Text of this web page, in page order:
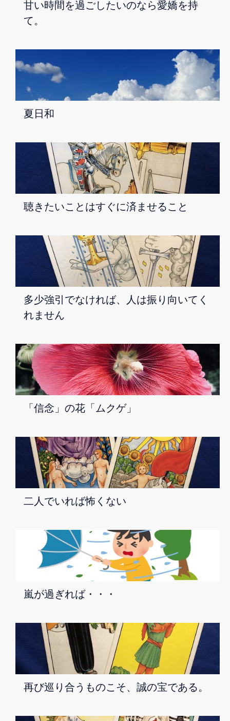
甘い時間を過ごしたいのなら愛嬌を持
て。
夏日和
聴きたいことはすぐに済ませること
多少強引でなければ、人は振り向いてく
れません
「信念」の花「ムクゲ」
二人でいれば怖くない
嵐が過ぎれば・・・
再び巡り合うものこそ、誠の宝である。